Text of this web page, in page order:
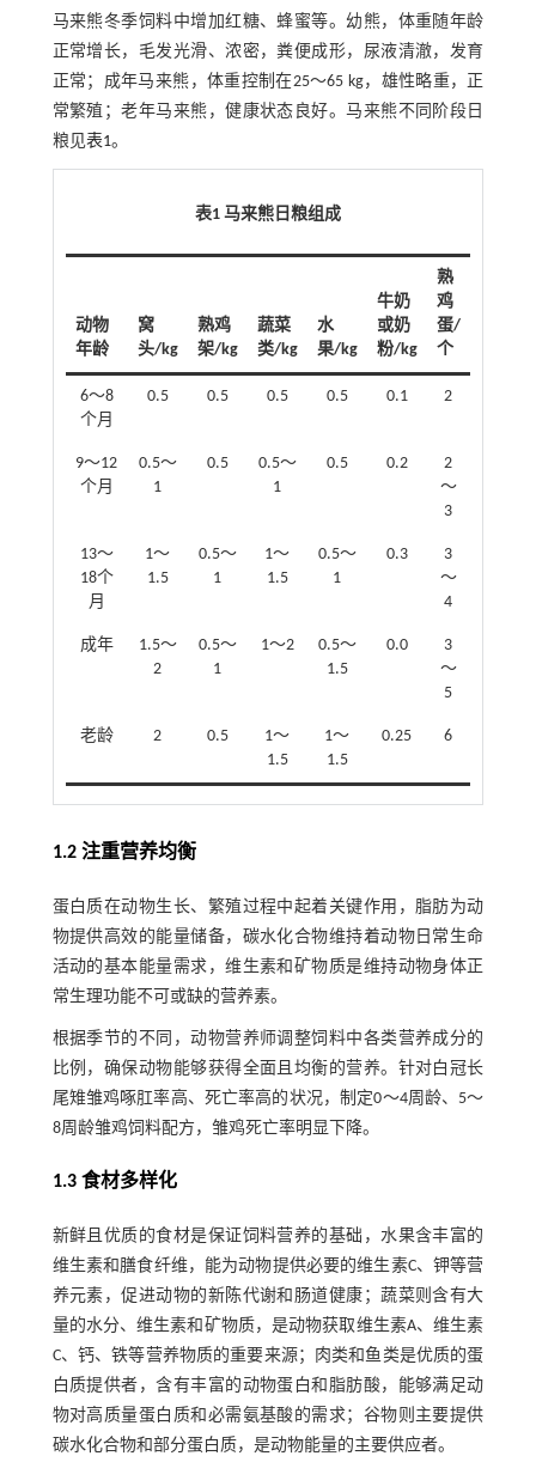
马来熊冬季饲料中增加红糖、蜂蜜等。幼熊，体重随年龄
正常增长，毛发光滑、浓密，粪便成形，尿液清澈，发育
正常；成年马来熊，体重控制在25～65 kg，雄性略重，正
常繁殖；老年马来熊，健康状态良好。马来熊不同阶段日
粮见表1。
表1 马来熊日粮组成
动物
年龄
窝
头/kg
熟鸡
架/kg
蔬菜
类/kg
水
果/kg
牛奶
或奶
粉/kg
熟
鸡
蛋/
个
6～8
个月
0.5 0.5 0.5 0.5 0.1 2
9～12
个月
0.5～
1
0.5
0.5～
1
0.5 0.2
2
～
3
13～
18个
月
1～
1.5
0.5～
1
1～
1.5
0.5～
1
0.3
3
～
4
成年
1.5～
2
0.5～
1
1～2
0.5～
1.5
0.0
3
～
5
老龄 2 0.5
1～
1.5
1～
1.5
0.25 6
1.2 注重营养均衡
蛋白质在动物生长、繁殖过程中起着关键作用，脂肪为动
物提供高效的能量储备，碳水化合物维持着动物日常生命
活动的基本能量需求，维生素和矿物质是维持动物身体正
常生理功能不可或缺的营养素。
根据季节的不同，动物营养师调整饲料中各类营养成分的
比例，确保动物能够获得全面且均衡的营养。针对白冠长
尾雉雏鸡啄肛率高、死亡率高的状况，制定0～4周龄、5～
8周龄雏鸡饲料配方，雏鸡死亡率明显下降。
1.3 食材多样化
新鲜且优质的食材是保证饲料营养的基础，水果含丰富的
维生素和膳食纤维，能为动物提供必要的维生素C、钾等营
养元素，促进动物的新陈代谢和肠道健康；蔬菜则含有大
量的水分、维生素和矿物质，是动物获取维生素A、维生素
C、钙、铁等营养物质的重要来源；肉类和鱼类是优质的蛋
白质提供者，含有丰富的动物蛋白和脂肪酸，能够满足动
物对高质量蛋白质和必需氨基酸的需求；谷物则主要提供
碳水化合物和部分蛋白质，是动物能量的主要供应者。